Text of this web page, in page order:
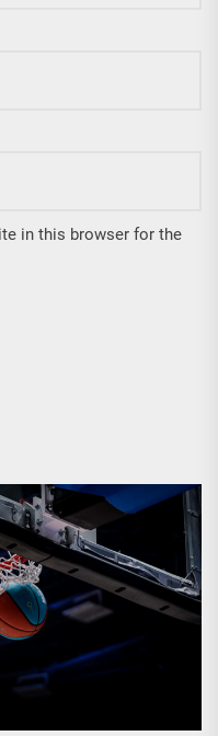
in this browser for the